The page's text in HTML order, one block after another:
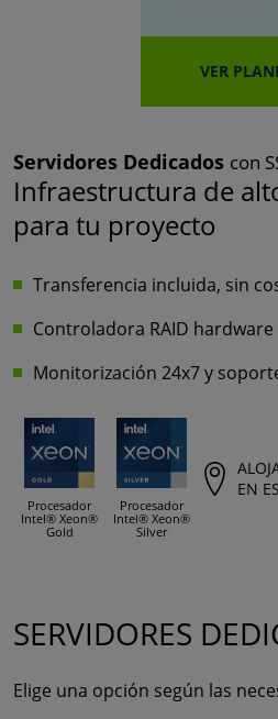
VER
Servidores Dedicados con
Infraestructura de
para tu proyecto
Transferencia incluida, sin
Controladora RAID hardware
Monitorización 24x7 y
SERVIDORES
Elige una opción según las